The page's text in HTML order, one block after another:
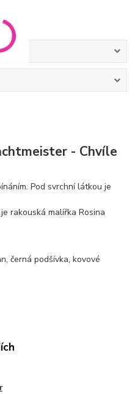
- Chvíle
Pod svrchní látkou je
rakouská malířka Rosina
černá podšívka, kovové